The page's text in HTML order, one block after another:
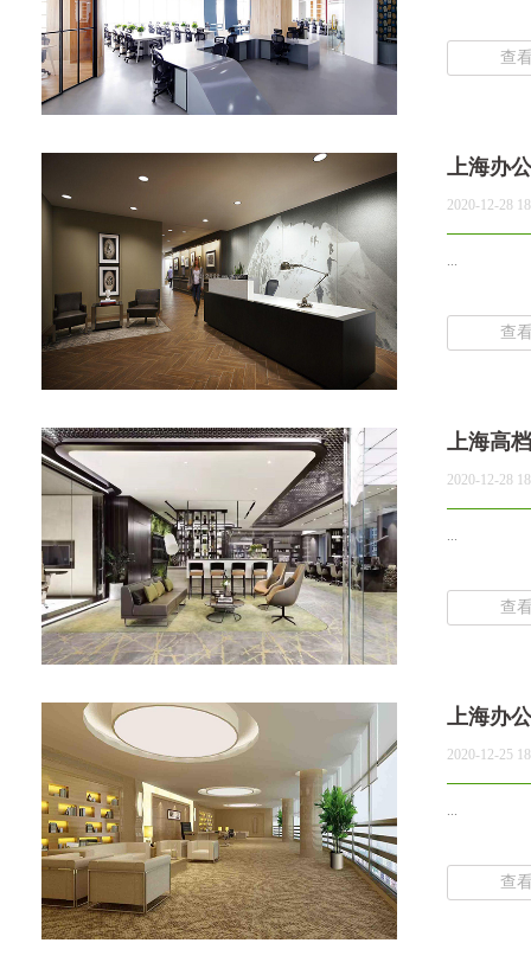
查
上海办
2020-12-28
...
查
上海高
2020-12-28
...
查
上海办
2020-12-25
...
查